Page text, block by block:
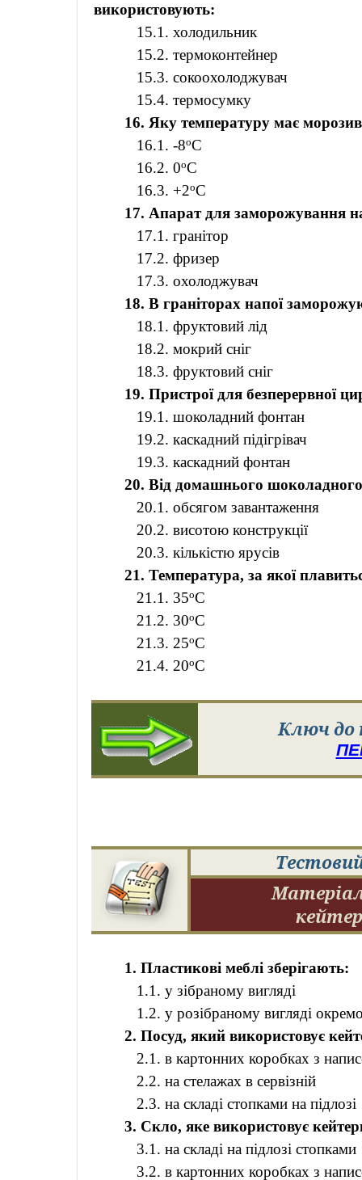
використовують:
15.1. холодильник
15.2. термоконтейнер
15.3.сокоохолоджувач
15.4.термосумку
16. Яку температуру має
16.1. -8оС
16.2. 0оС
16.3. +2оС
17. Апарат для заморожування
17.1.гранітор
17.2. фризер
17.3. охолоджувач
18. Вграніторах напої
18.1. фруктовий лід
18.2. мокрий сніг
18.3. фруктовий сніг
19. Пристрої для безперервної
19.1. шоколадний фонтан
19.2. каскадний підігрівач
19.3. каскадний фонтан
20. Від домашнього шоколадного
20.1. обсягом завантаження
20.2. висотою конструкції
20.3. кількістю ярусів
21. Температура, за якої
21.1. 35оС
21.2. 30оС
21.3. 25оС
21.4. 20оС
Ключ до
1. Пластикові меблі зберігають:
1.1. у зібраному вигляді
1.2. у розібраному вигляді
2. Посуд, який використовує
2.1. в картонних коробках з
2.2. на стелажах в сервізній
2.3. на складі стопками на підлозі
3. Скло, яке використовує
3.1. на складі на підлозі стопками
3.2. в картонних коробках з